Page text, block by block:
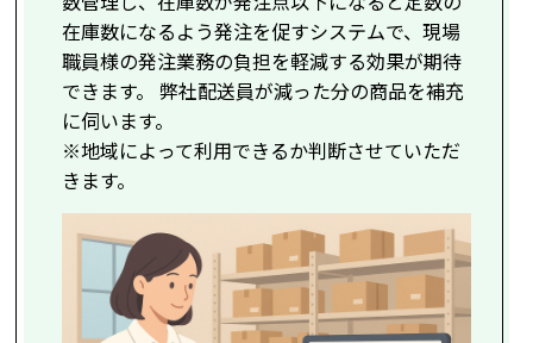
在庫数になるよう発注を促すシステムで、現場
職員様の発注業務の負担を軽減する効果が期待
できます。 弊社配送員が減った分の商品を補充
に伺います。
※地域によって利用できるか判断させていただ
きます。